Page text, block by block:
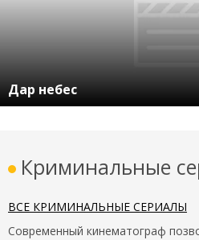
Дар небес
Криминальные
ВСЕ КРИМИНАЛЬНЫЕ СЕРИАЛЫ
Современный кинематограф